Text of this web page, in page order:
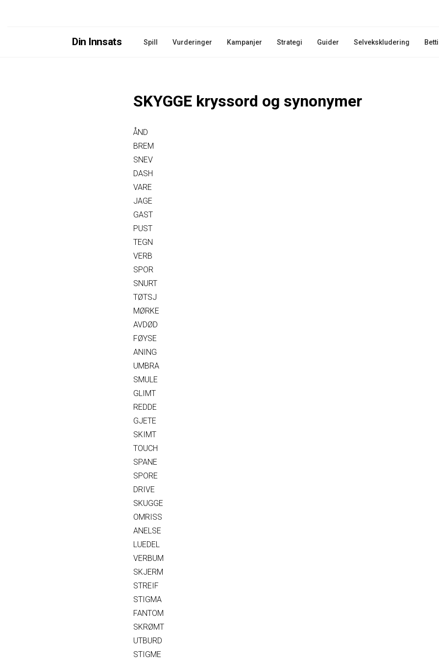
Din Innsats Spill Vurderinger Kampanjer Strategi Guider Selvekskludering
SKYGGE kryssord og synonymer
ÅND
BREM
SNEV
DASH
VARE
JAGE
GAST
PUST
TEGN
VERB
SPOR
SNURT
TØTSJ
MØRKE
AVDØD
FØYSE
ANING
UMBRA
SMULE
GLIMT
REDDE
GJETE
SKIMT
TOUCH
SPANE
SPORE
DRIVE
SKUGGE
OMRISS
ANELSE
LUEDEL
VERBUM
SKJERM
STREIF
STIGMA
FANTOM
SKRØMT
UTBURD
STIGME